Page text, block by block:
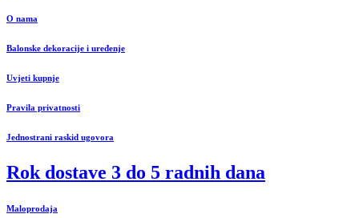
O nama
Balonske dekoracije i uređenje
Uvjeti kupnje
Pravila privatnosti
Jednostrani raskid ugovora
Rok dostave 3 do 5 radnih dana
Maloprodaja